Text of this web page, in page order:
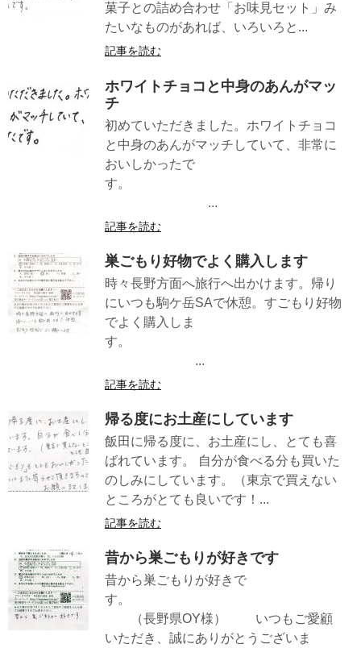
菓子との詰め合わせ「お味見セット」み
たいなものがあれば、いろいろと...
記事を読む
ホワイトチョコと中身のあんがマッ
チ
初めていただきました。ホワイトチョコ
と中身のあんがマッチしていて、非常に
おいしかったで
す。
...
記事を読む
巣ごもり好物でよく購入します
時々長野方面へ旅行へ出かけます。帰り
にいつも駒ケ岳SAで休憩。すごもり好物
でよく購入しま
す。
...
記事を読む
帰る度にお土産にしています
飯田に帰る度に、お土産にし、とても喜
ばれています。 自分が食べる分も買いた
のしみにしています。（東京で買えない
ところがとても良いです！...
記事を読む
昔から巣ごもりが好きです
昔から巣ごもりが好きで
す。
（長野県OY様） いつもご愛顧
いただき、誠にありがとうございま